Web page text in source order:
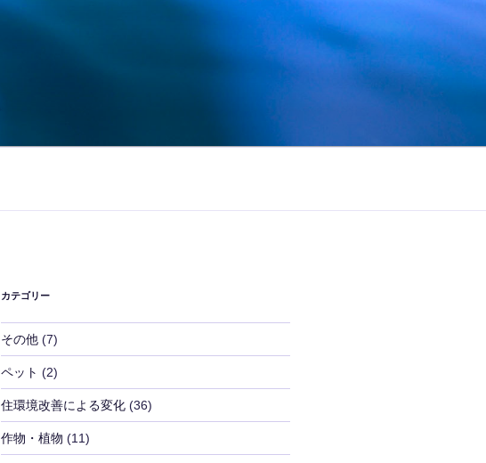
カテゴリー
その他(7)
ペット (2)
住環境改善による変化(36)
作物・植物 (11)